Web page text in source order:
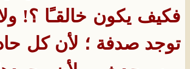
فكيف يكون خالقـًا ؟!
توجد صدفة ؛ لأن كل